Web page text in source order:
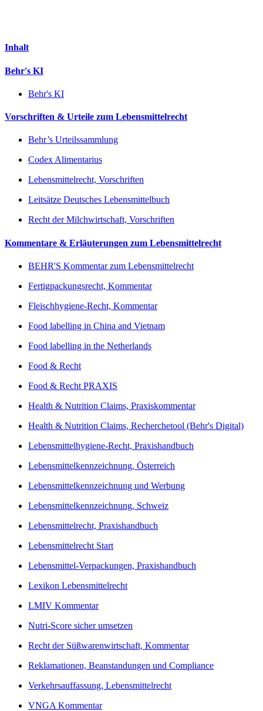
Inhalt
Behr's KI
Behr's KI
Vorschriften & Urteile zum Lebensmittelrecht
Behr’s Urteilssammlung
Codex Alimentarius
Lebensmittelrecht, Vorschriften
Leitsätze Deutsches Lebensmittelbuch
Recht der Milchwirtschaft, Vorschriften
Kommentare & Erläuterungen zum Lebensmittelrecht
BEHR'S Kommentar zum Lebensmittelrecht
Fertigpackungsrecht, Kommentar
Fleischhygiene-Recht, Kommentar
Food labelling in China and Vietnam
Food labelling in the Netherlands
Food & Recht
Food & Recht PRAXIS
Health & Nutrition Claims, Praxiskommentar
Health & Nutrition Claims, Recherchetool (Behr's Digital)
Lebensmittelhygiene-Recht, Praxishandbuch
Lebensmittelkennzeichnung, Österreich
Lebensmittelkennzeichnung und Werbung
Lebensmittelkennzeichnung, Schweiz
Lebensmittelrecht, Praxishandbuch
Lebensmittelrecht Start
Lebensmittel-Verpackungen, Praxishandbuch
Lexikon Lebensmittelrecht
LMIV Kommentar
Nutri-Score sicher umsetzen
Recht der Süßwarenwirtschaft, Kommentar
Reklamationen, Beanstandungen und Compliance
Verkehrsauffassung, Lebensmittelrecht
VNGA Kommentar